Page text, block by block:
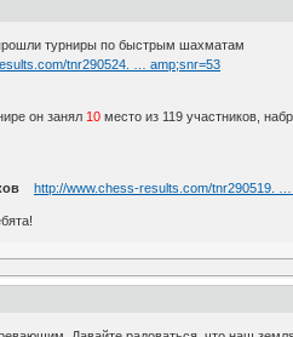
турниры по быстрым шахматам
tnr290524. … amp;snr=53
он занял 10 место из 119 участников,
http://www.chess-results.com/tnr290519.